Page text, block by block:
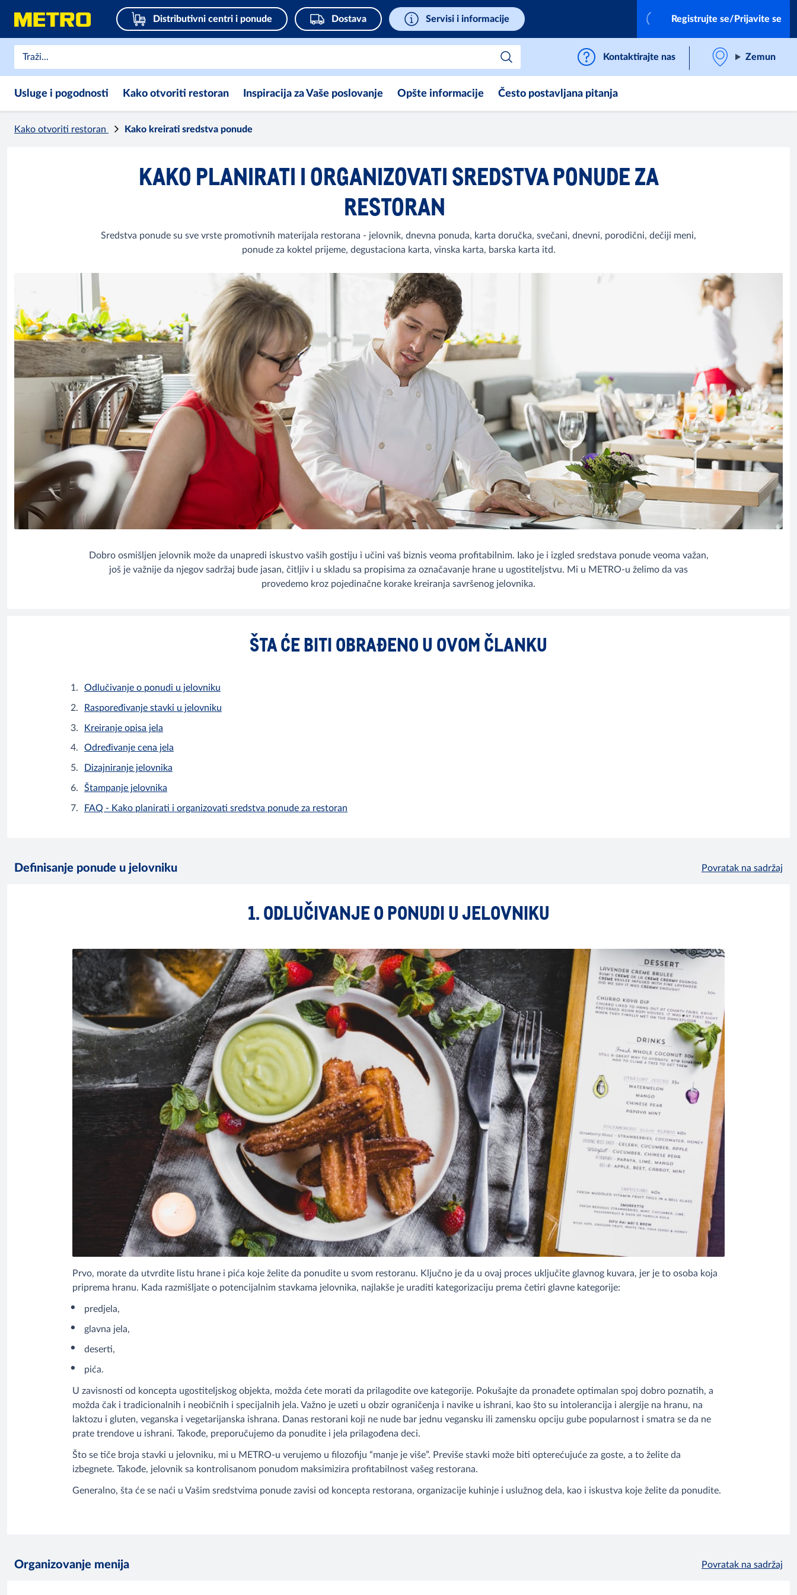
Distributivni centri i ponude Dostava Servisi i informacije Registrujte se/Prijavite se
Kontaktirajte nas Zemun
Usluge i pogodnosti Kako otvoriti restoran Inspiracija za Vaše poslovanje Opšte informacije Često postavljana pitanja
Kako otvoriti restoran Kako kreirati sredstva ponude
KAKO PLANIRATI I ORGANIZOVATI SREDSTVA PONUDE ZA
RESTORAN
Sredstva ponude su sve vrste promotivnih materijala restorana - jelovnik, dnevna ponuda, karta doručka, svečani, dnevni, porodični, dečiji meni,
ponude za koktel prijeme, degustaciona karta, vinska karta, barska karta itd.
Dobro osmišljen jelovnik može da unapredi iskustvo vaših gostiju i učini vaš biznis veoma profitabilnim. Iako je i izgled sredstava ponude veoma važan,
još je važnije da njegov sadržaj bude jasan, čitljiv i u skladu sa propisima za označavanje hrane u ugostiteljstvu. Mi u METRO-u želimo da vas
provedemo kroz pojedinačne korake kreiranja savršenog jelovnika.
ŠTA ĆE BITI OBRAĐENO U OVOM ČLANKU
Odlučivanje o ponudi u jelovniku
Raspoređivanje stavki u jelovniku
Kreiranje opisa jela
Određivanje cena jela
Dizajniranje jelovnika
Štampanje jelovnika
FAQ - Kako planirati i organizovati sredstva ponude za restoran
Definisanje ponude u jelovniku Povratak na sadržaj
1. ODLUČIVANJE O PONUDI U JELOVNIKU
Prvo, morate da utvrdite listu hrane i pića koje želite da ponudite u svom restoranu. Ključno je da u ovaj proces uključite glavnog kuvara, jer je to osoba koja
priprema hranu. Kada razmišljate o potencijalnim stavkama jelovnika, najlakše je uraditi kategorizaciju prema četiri glavne kategorije:
predjela,
glavna jela,
deserti,
pića.
U zavisnosti od koncepta ugostiteljskog objekta, možda ćete morati da prilagodite ove kategorije. Pokušajte da pronađete optimalan spoj dobro poznatih, a
možda čak i tradicionalnih i neobičnih i specijalnih jela. Važno je uzeti u obzir ograničenja i navike u ishrani, kao što su intolerancija i alergije na hranu, na
laktozu i gluten, veganska i vegetarijanska ishrana. Danas restorani koji ne nude bar jednu vegansku ili zamensku opciju gube popularnost i smatra se da ne
prate trendove u ishrani. Takođe, preporučujemo da ponudite i jela prilagođena deci.
Što se tiče broja stavki u jelovniku, mi u METRO-u verujemo u filozofiju “manje je više”. Previše stavki može biti opterećujuće za goste, a to želite da
izbegnete. Takođe, jelovnik sa kontrolisanom ponudom maksimizira profitabilnost vašeg restorana.
Generalno, šta će se naći u Vašim sredstvima ponude zavisi od koncepta restorana, organizacije kuhinje i uslužnog dela, kao i iskustva koje želite da ponudite.
Organizovanje menija Povratak na sadržaj